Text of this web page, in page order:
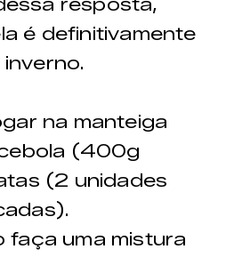
resposta,
é definitivamente
na manteiga
(400g
(2 unidades
faça uma mistura